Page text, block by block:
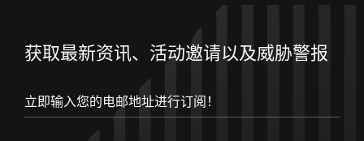
获取最新资讯、活动邀请以及威胁警报